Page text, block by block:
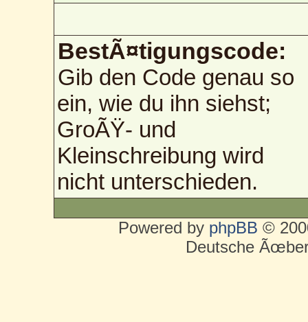
BestÃ¤tigungscode:
Gib den Code genau so
ein, wie du ihn siehst;
GroÃŸ- und
Kleinschreibung wird
nicht unterschieden.
Powered by phpBB ©
Deutsche